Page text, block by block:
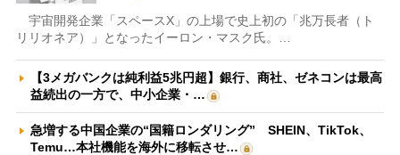
宇宙開発企業「スペースX」の上場で史上初の「兆万長者（ト
リリオネア）」となったイーロン・マスク氏。…
【3メガバンクは純利益5兆円超】銀行、商社、ゼネコンは最高
益続出の一方で、中小企業・…
急増する中国企業の“国籍ロンダリング” SHEIN、TikTok、
Temu…本社機能を海外に移転させ…